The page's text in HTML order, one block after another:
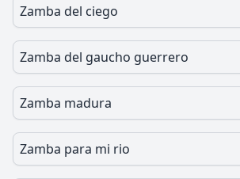
Zamba del ciego
Zamba del gaucho guerrero
Zamba madura
Zamba para mi rio